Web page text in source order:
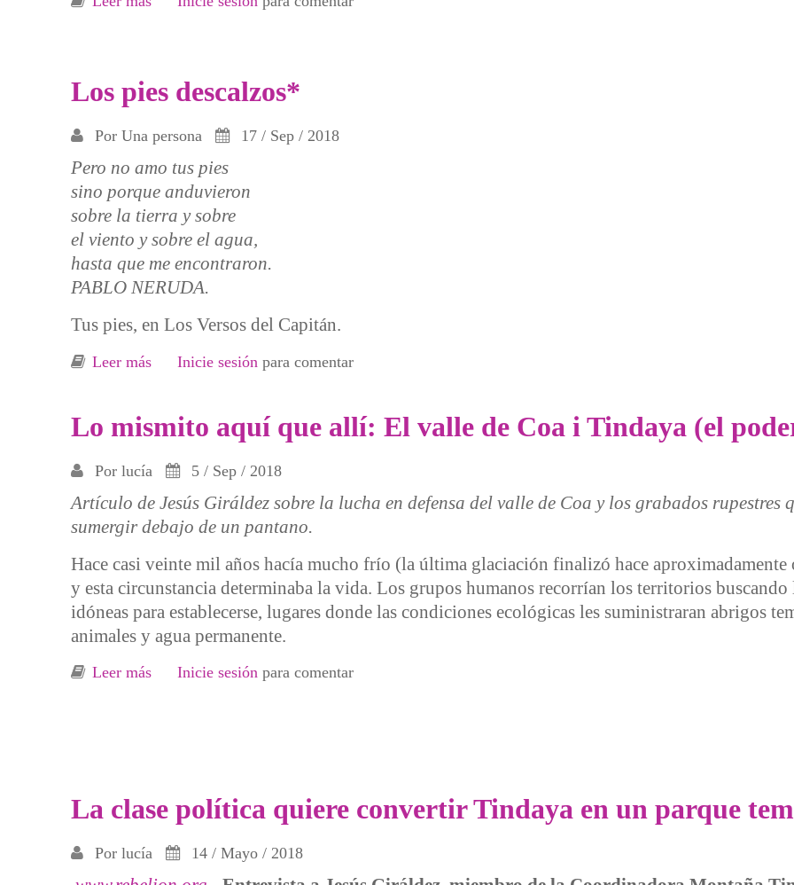
Los pies descalzos*
Por Una persona 17 / Sep / 2018
Pero no amo tus pies
sino porque anduvieron
sobre la tierra y sobre
el viento y sobre el agua,
hasta que me encontraron.
PABLO NERUDA.
Tus pies, en Los Versos del Capitán.
Leer más sobre Los pies descalzos*
Inicie sesión para comentar
Lo mismito aquí que allí: El valle de Coa i Tindaya (el
Por lucía 5 / Sep / 2018
Artículo de Jesús Giráldez sobre la lucha en defensa del valle de Coa y los grabados rupestres
sumergir debajo de un pantano.
Hace casi veinte mil años hacía mucho frío (la última glaciación finalizó hace aproximadamente
y esta circunstancia determinaba la vida. Los grupos humanos recorrían los territorios buscando
idóneas para establecerse, lugares donde las condiciones ecológicas les suministraran abrigos
animales y agua permanente.
Leer más sobre Lo mismito aquí que allí: El valle de Coa i Tindaya (el poder contra el mito)
Inicie sesiónpara comentar
La clase política quiere convertir Tindaya en un parque
Por lucía 14 / Mayo / 2018